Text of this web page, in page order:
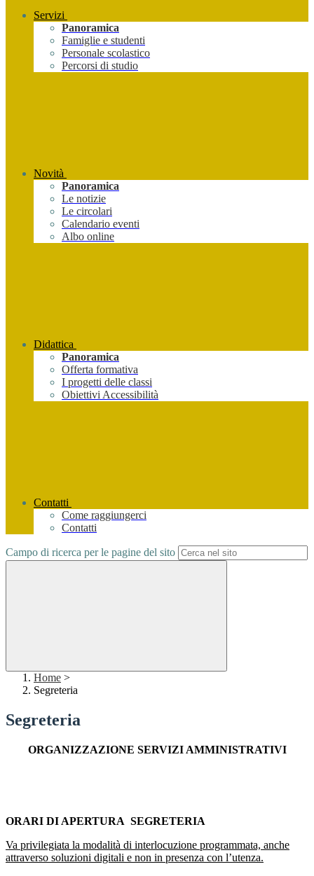
Servizi
Panoramica
Famiglie e studenti
Personale scolastico
Percorsi di studio
Novità
Panoramica
Le notizie
Le circolari
Calendario eventi
Albo online
Didattica
Panoramica
Offerta formativa
I progetti delle classi
Obiettivi Accessibilità
Contatti
Come raggiungerci
Contatti
Campo di ricerca per le pagine del sito
Home >
Segreteria
Segreteria
ORGANIZZAZIONE SERVIZI AMMINISTRATIVI
ORARI DI APERTURA SEGRETERIA
Va privilegiata la modalità di interlocuzione programmata, anche
attraverso soluzioni digitali e non in presenza con l’utenza.